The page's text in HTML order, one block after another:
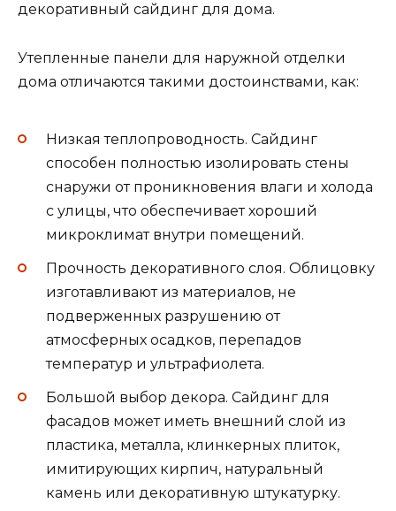
декоративный сайдинг для дома.
Утепленные панели для наружной отделки
дома отличаются такими достоинствами, как:
Низкая теплопроводность. Сайдинг
способен полностью изолировать стены
снаружи от проникновения влаги и холода
с улицы, что обеспечивает хороший
микроклимат внутри помещений.
Прочность декоративного слоя. Облицовку
изготавливают из материалов, не
подверженных разрушению от
атмосферных осадков, перепадов
температур и ультрафиолета.
Большой выбор декора. Сайдинг для
фасадов может иметь внешний слой из
пластика, металла, клинкерных плиток,
имитирующих кирпич, натуральный
камень или декоративную штукатурку.